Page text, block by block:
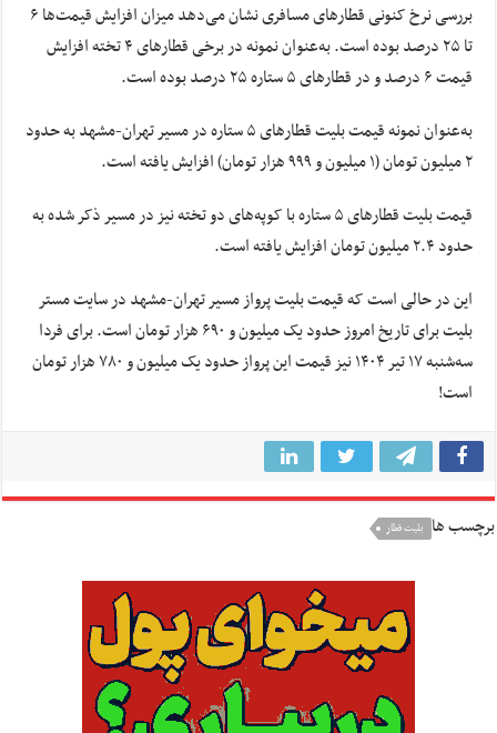
بررسی نرخ کنونی قطارهای مسافری نشان می‌دهد میزان افزایش قیمت‌ها ۶
تا ۲۵ درصد بوده است. به‌عنوان نمونه در برخی قطارهای ۴ تخته افزایش
قیمت ۶ درصد و در قطارهای ۵ ستاره ۲۵ درصد بوده است.
به‌عنوان نمونه قیمت بلیت قطارهای ۵ ستاره در مسیر تهران-مشهد به حدود
۲ میلیون تومان (۱ میلیون و ۹۹۹ هزار تومان) افزایش یافته است.
قیمت بلیت قطارهای ۵ ستاره با کوپه‌های دو تخته نیز در مسیر ذکر شده به
حدود ۲.۴ میلیون تومان افزایش یافته است.
این در حالی است که قیمت بلیت پرواز مسیر تهران-مشهد در سایت مستر
بلیت برای تاریخ امروز حدود یک میلیون و ۶۹۰ هزار تومان است. برای فردا
سه‌شنبه ۱۷ تیر ۱۴۰۴ نیز قیمت این پرواز حدود یک میلیون و ۷۸۰ هزار تومان
است!
برچسب ها بلیت قطار